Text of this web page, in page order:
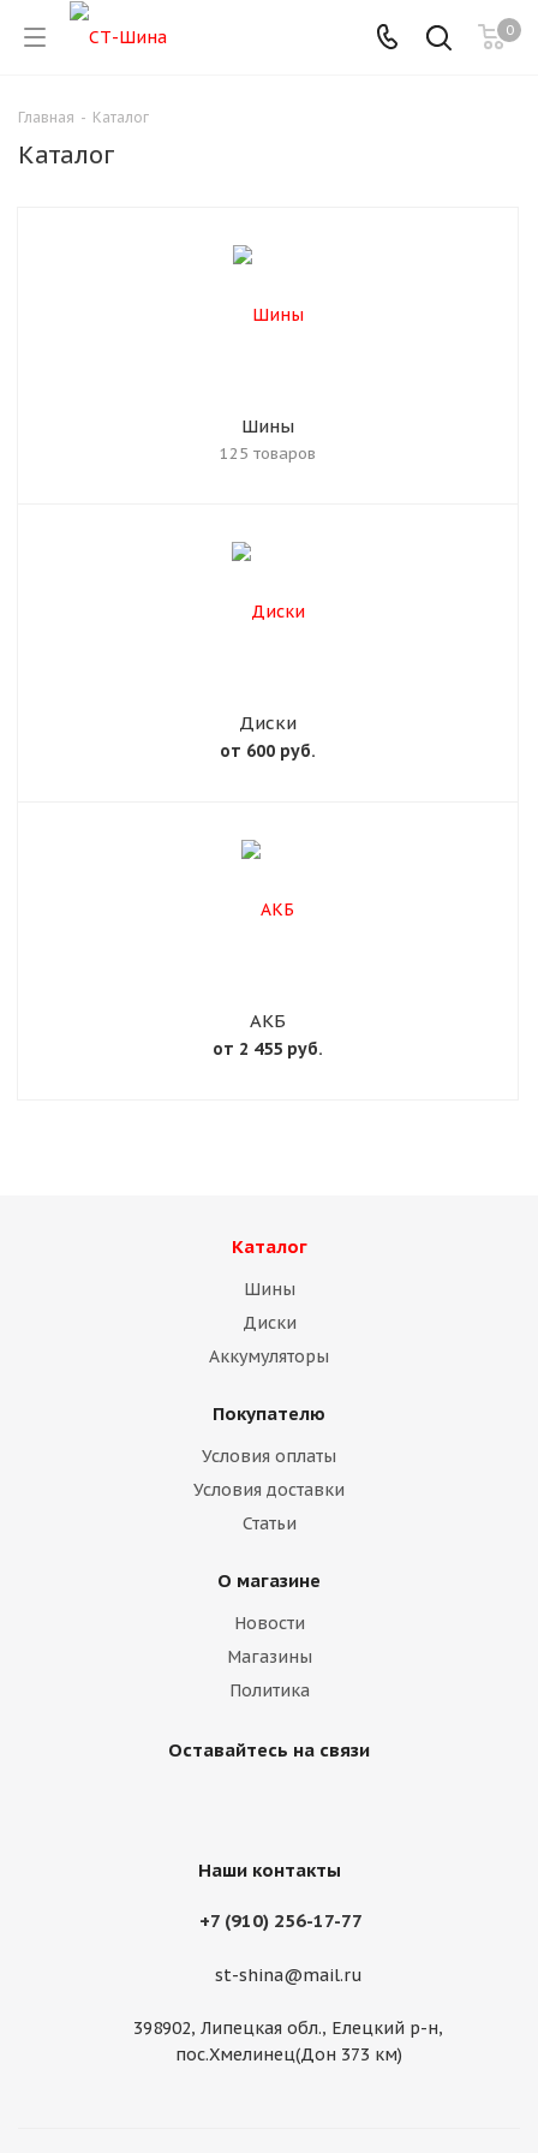
0
Главная - Каталог
Каталог
Шины
125 товаров
Диски
от 600 руб.
АКБ
от 2 455 руб.
Каталог
Шины
Диски
Аккумуляторы
Покупателю
Условия оплаты
Условия доставки
Статьи
О магазине
Новости
Магазины
Политика
Оставайтесь на связи
Наши контакты
+7 (910) 256-17-77
st-shina@mail.ru
398902, Липецкая обл., Елецкий р-н,
пос.Хмелинец(Дон 373 км)